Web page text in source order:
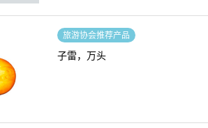
旅游协会推荐产品
子雷，万头